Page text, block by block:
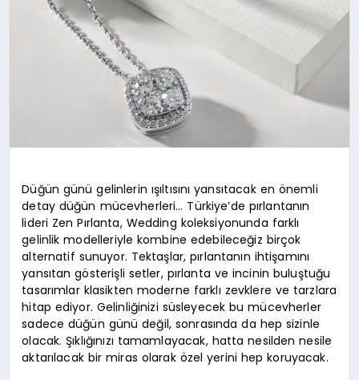
Düğün günü gelinlerin ışıltısını yansıtacak en önemli
detay düğün mücevherleri… Türkiye’de pırlantanın
lideri Zen Pırlanta, Wedding koleksiyonunda farklı
gelinlik modelleriyle kombine edebileceğiz birçok
alternatif sunuyor. Tektaşlar, pırlantanın ihtişamını
yansıtan gösterişli setler, pırlanta ve incinin buluştuğu
tasarımlar klasikten moderne farklı zevklere ve tarzlara
hitap ediyor. Gelinliğinizi süsleyecek bu mücevherler
sadece düğün günü değil, sonrasında da hep sizinle
olacak. Şıklığınızı tamamlayacak, hatta nesilden nesile
aktarılacak bir miras olarak özel yerini hep koruyacak.